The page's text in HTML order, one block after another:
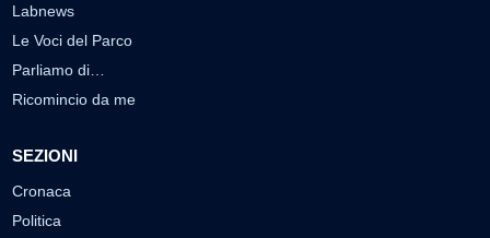
Labnews
Le Voci del Parco
Parliamo di…
Ricomincio da me
SEZIONI
Cronaca
Politica